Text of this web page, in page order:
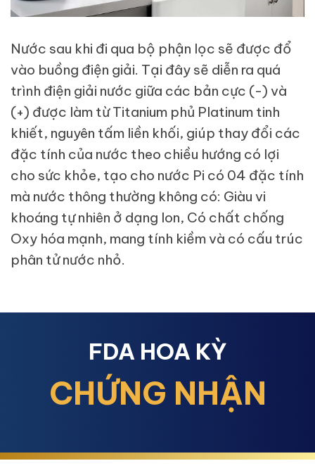
Nước sau khi đi qua bộ phận lọc sẽ được đổ
vào buồng điện giải. Tại đây sẽ diễn ra quá
trình điện giải nước giữa các bản cực (-) và
(+) được làm từ Titanium phủ Platinum tinh
khiết, nguyên tấm liền khối, giúp thay đổi các
đặc tính của nước theo chiều hướng có lợi
cho sức khỏe, tạo cho nước Pi có 04 đặc tính
mà nước thông thường không có: Giàu vi
khoáng tự nhiên ở dạng Ion, Có chất chống
Oxy hóa mạnh, mang tính kiềm và có cấu trúc
phân tử nước nhỏ.
FDA HOA KỲ
CHỨNG NHẬN